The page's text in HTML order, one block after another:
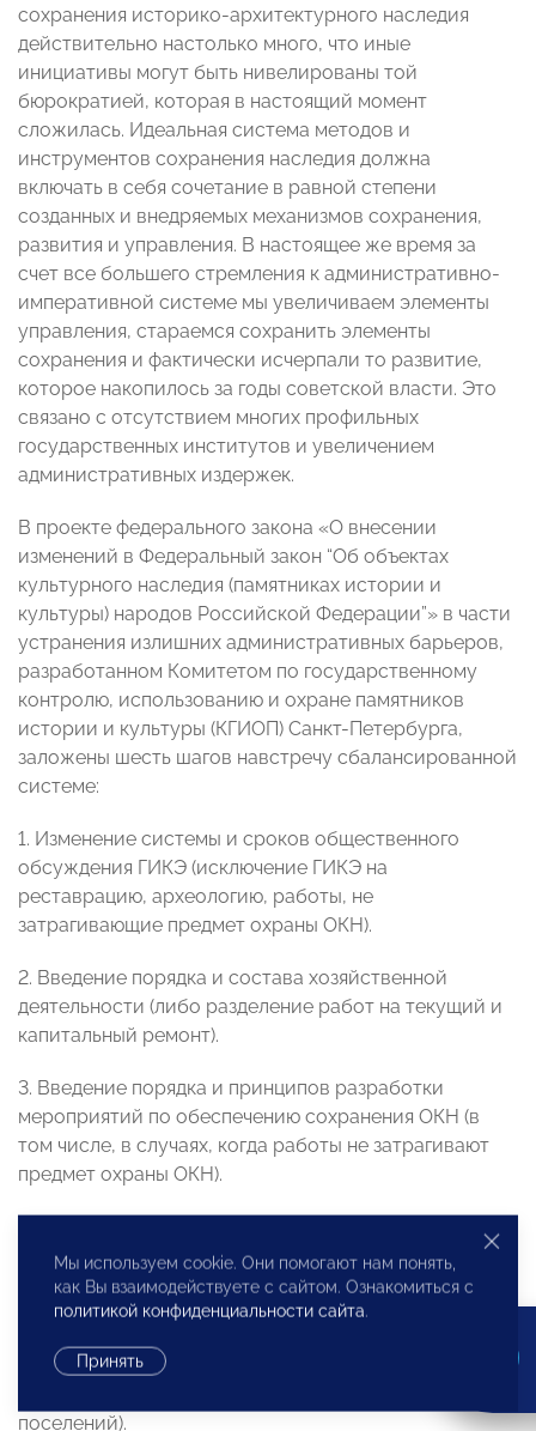
сохранения историко-архитектурного наследия
действительно настолько много, что иные
инициативы могут быть нивелированы той
бюрократией, которая в настоящий момент
сложилась. Идеальная система методов и
инструментов сохранения наследия должна
включать в себя сочетание в равной степени
созданных и внедряемых механизмов сохранения,
развития и управления. В настоящее же время за
счет все большего стремления к административно-
императивной системе мы увеличиваем элементы
управления, стараемся сохранить элементы
сохранения и фактически исчерпали то развитие,
которое накопилось за годы советской власти. Это
связано с отсутствием многих профильных
государственных институтов и увеличением
административных издержек.
В проекте федерального закона «О внесении
изменений в Федеральный закон “Об объектах
культурного наследия (памятниках истории и
культуры) народов Российской Федерации”» в части
устранения излишних административных барьеров,
разработанном Комитетом по государственному
контролю, использованию и охране памятников
истории и культуры (КГИОП) Санкт-Петербурга,
заложены шесть шагов навстречу сбалансированной
системе:
1. Изменение системы и сроков общественного
обсуждения ГИКЭ (исключение ГИКЭ на
реставрацию, археологию, работы, не
затрагивающие предмет охраны ОКН).
2. Введение порядка и состава хозяйственной
деятельности (либо разделение работ на текущий и
капитальный ремонт).
3. Введение порядка и принципов разработки
мероприятий по обеспечению сохранения ОКН (в
том числе, в случаях, когда работы не затрагивают
предмет охраны ОКН).
объектах, обладающих признаками ОКН (право
экспертного сообщества и профессионалов).
исторической среды ОКН (в том числе, исключение
поселений).
Мы используем cookie. Они помогают нам понять,
как Вы взаимодействуете с сайтом. Ознакомиться с
политикой конфиденциальности сайта.
Принять